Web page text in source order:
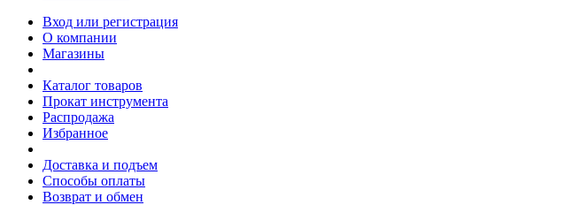
Вход или регистрация
О компании
Магазины
Каталог товаров
Прокат инструмента
Распродажа
Избранное
Доставка и подъем
Способы оплаты
Возврат и обмен